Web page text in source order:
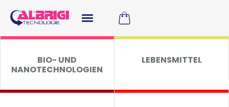
BIO- UND
NANOTECHNOLOGIEN
LEBENSMITTEL